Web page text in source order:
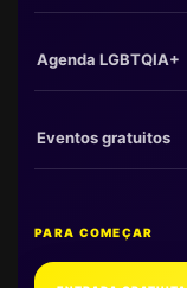
Agenda LGBTQIA+
Eventos gratuitos
PARA COMEÇAR